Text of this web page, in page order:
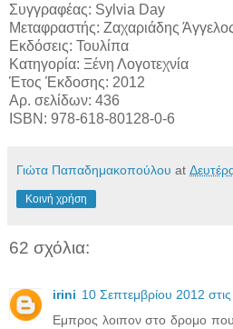
Συγγραφέας: Sylvia Day
Μεταφραστής: Ζαχαριάδης
Εκδόσεις: Τουλίπα
Κατηγορία: Ξένη Λογοτεχνία
Έτος Έκδοσης: 2012
Αρ. σελίδων: 436
ISBN: 978-618-80128-0-6
Γιώτα Παπαδημακοπούλου at
Κοινή χρήση
62 σχόλια:
irini 10 Σεπτεμβρίου 2012
Εμπρος λοιπον στο δρομο